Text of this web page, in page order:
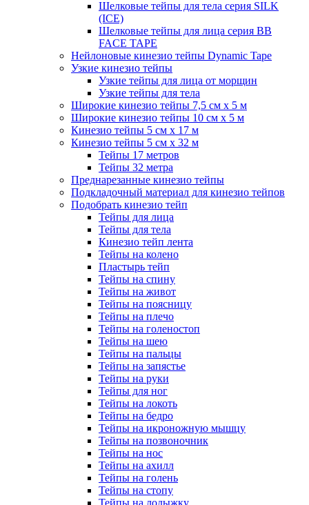
Шелковые тейпы для тела серия SILK
(ICE)
Шелковые тейпы для лица серия BB
FACE TAPE
Нейлоновые кинезио тейпы Dynamic Tape
Узкие кинезио тейпы
Узкие тейпы для лица от морщин
Узкие тейпы для тела
Широкие кинезио тейпы 7,5 см x 5 м
Широкие кинезио тейпы 10 см х 5 м
Кинезио тейпы 5 см x 17 м
Кинезио тейпы 5 см х 32 м
Тейпы 17 метров
Тейпы 32 метра
Преднарезанные кинезио тейпы
Подкладочный материал для кинезио тейпов
Подобрать кинезио тейп
Тейпы для лица
Тейпы для тела
Кинезио тейп лента
Тейпы на колено
Пластырь тейп
Тейпы на спину
Тейпы на живот
Тейпы на поясницу
Тейпы на плечо
Тейпы на голеностоп
Тейпы на шею
Тейпы на пальцы
Тейпы на запястье
Тейпы на руки
Тейпы для ног
Тейпы на локоть
Тейпы на бедро
Тейпы на икроножную мышцу
Тейпы на позвоночник
Тейпы на нос
Тейпы на ахилл
Тейпы на голень
Тейпы на стопу
Тейпы на лодыжку